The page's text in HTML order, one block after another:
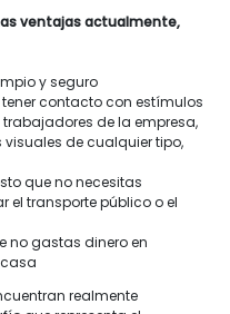
ventajas actualmente,
y seguro
contacto con estímulos
de la empresa,
de cualquier tipo,
que no necesitas
el transporte público o el
no gastas dinero en
realmente